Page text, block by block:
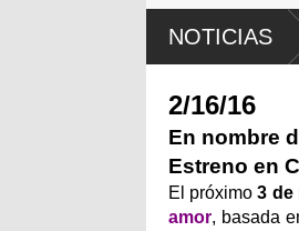
NOTICIAS
[Teatro]
Müller y
2/16/16
En nombre
Estreno en
El próximo3 de
amor, basada